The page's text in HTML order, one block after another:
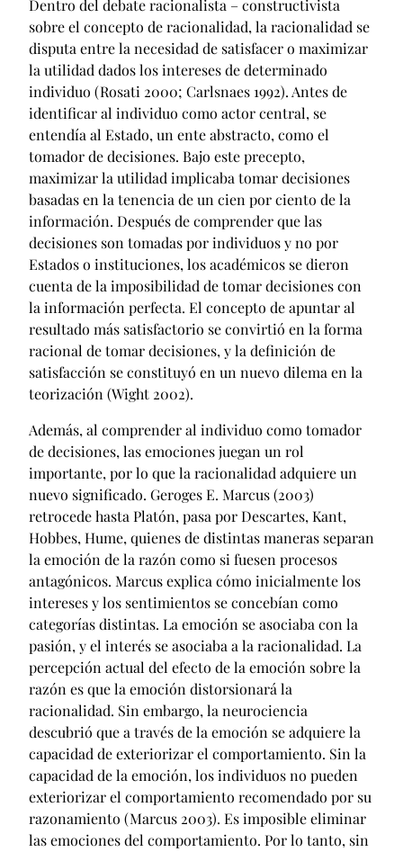
Dentro del debate racionalista – constructivista
sobre el concepto de racionalidad, la racionalidad se
disputa entre la necesidad de satisfacer o maximizar
la utilidad dados los intereses de determinado
individuo (Rosati 2000; Carlsnaes 1992). Antes de
identificar al individuo como actor central, se
entendía al Estado, un ente abstracto, como el
tomador de decisiones. Bajo este precepto,
maximizar la utilidad implicaba tomar decisiones
basadas en la tenencia de un cien por ciento de la
información. Después de comprender que las
decisiones son tomadas por individuos y no por
Estados o instituciones, los académicos se dieron
cuenta de la imposibilidad de tomar decisiones con
la información perfecta. El concepto de apuntar al
resultado más satisfactorio se convirtió en la forma
racional de tomar decisiones, y la definición de
satisfacción se constituyó en un nuevo dilema en la
teorización (Wight 2002).
Además, al comprender al individuo como tomador
de decisiones, las emociones juegan un rol
importante, por lo que la racionalidad adquiere un
nuevo significado. Geroges E. Marcus (2003)
retrocede hasta Platón, pasa por Descartes, Kant,
Hobbes, Hume, quienes de distintas maneras separan
la emoción de la razón como si fuesen procesos
antagónicos. Marcus explica cómo inicialmente los
intereses y los sentimientos se concebían como
categorías distintas. La emoción se asociaba con la
pasión, y el interés se asociaba a la racionalidad. La
percepción actual del efecto de la emoción sobre la
razón es que la emoción distorsionará la
racionalidad. Sin embargo, la neurociencia
descubrió que a través de la emoción se adquiere la
capacidad de exteriorizar el comportamiento. Sin la
capacidad de la emoción, los individuos no pueden
exteriorizar el comportamiento recomendado por su
razonamiento (Marcus 2003). Es imposible eliminar
las emociones del comportamiento. Por lo tanto, sin